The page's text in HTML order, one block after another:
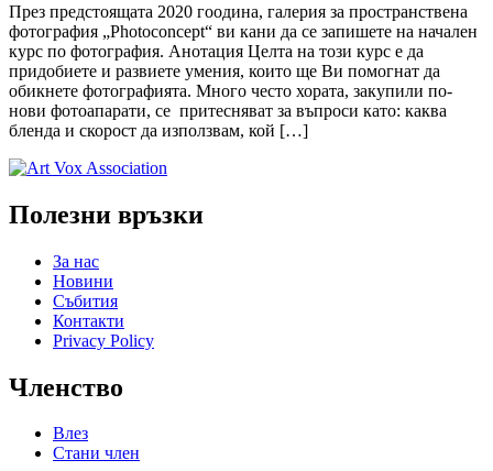
През предстоящата 2020 гоодина, галерия за пространствена
фотография „Photoconcept“ ви кани да се запишете на начален
курс по фотография. Анотация Целта на този курс е да
придобиете и развиете умения, които ще Ви помогнат да
обикнете фотографията. Много често хората, закупили по-
нови фотоапарати, се притесняват за въпроси като: каква
бленда и скорост да използвам, кой […]
Полезни връзки
За нас
Новини
Събития
Контакти
Privacy Policy
Членство
Влез
Стани член